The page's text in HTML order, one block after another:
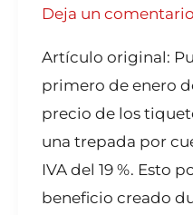
Deja un comentario
Artículo original:
primero de enero
precio de los
una trepada por
IVA del 19 %. Esto
beneficio creado